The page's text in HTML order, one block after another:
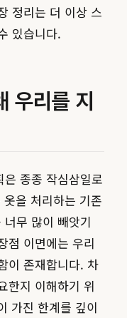
정리는 더 이상 스
있습니다.
우리를 지
종종 작심삼일로
을 처리하는 기존
무 많이 빼앗기
점 이면에는 우리
이 존재합니다. 차
한지 이해하기 위
가진 한계를 깊이